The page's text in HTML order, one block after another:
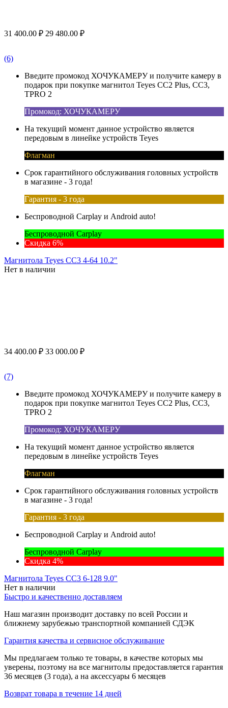
31 400.00 ₽ 29 480.00 ₽
(6)
Введите промокод ХОЧУКАМЕРУ и получите камеру в
подарок при покупке магнитол Teyes CC2 Plus, CC3,
TPRO 2
Промокод: ХОЧУКАМЕРУ
На текущий момент данное устройство является
передовым в линейке устройств Teyes
Флагман
Срок гарантийного обслуживания головных устройств
в магазине - 3 года!
Гарантия - 3 года
Беспроводной Carplay и Android auto!
Беспроводной Carplay
Скидка 6%
Магнитола Teyes CC3 4-64 10.2"
Нет в наличии
34 400.00 ₽ 33 000.00 ₽
(7)
Введите промокод ХОЧУКАМЕРУ и получите камеру в
подарок при покупке магнитол Teyes CC2 Plus, CC3,
TPRO 2
Промокод: ХОЧУКАМЕРУ
На текущий момент данное устройство является
передовым в линейке устройств Teyes
Флагман
Срок гарантийного обслуживания головных устройств
в магазине - 3 года!
Гарантия - 3 года
Беспроводной Carplay и Android auto!
Беспроводной Carplay
Скидка 4%
Магнитола Teyes CC3 6-128 9.0"
Нет в наличии
Быстро и качественно доставляем
Наш магазин производит доставку по всей России и
ближнему зарубежью транспортной компанией СДЭК
Гарантия качества и сервисное обслуживание
Мы предлагаем только те товары, в качестве которых мы
уверены, поэтому на все магнитолы предоставляется гарантия
36 месяцев (3 года), а на аксессуары 6 месяцев
Возврат товара в течение 14 дней